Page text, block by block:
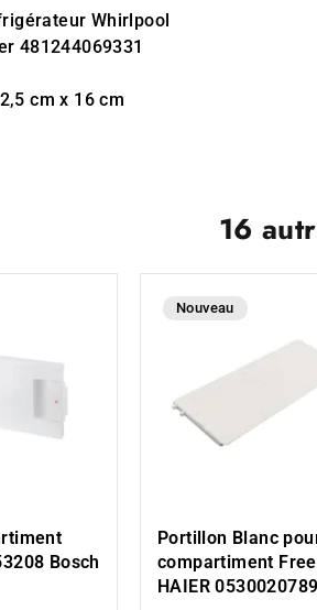
Whirlpool
481244069331
cm x 16 cm
16
Bosch
Nouveau
Portillon Blanc
compartiment
HAIER 0530020789